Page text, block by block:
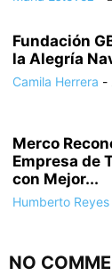
Fundación
la Alegría
Camila Herrera -
Merco
Empresa de
con Mejor...
Humberto Reyes
NO